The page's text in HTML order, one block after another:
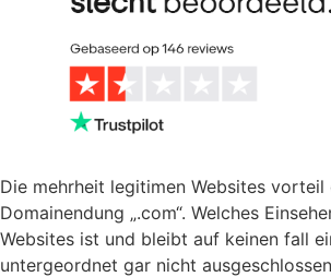
Die mehrheit legitimen Websites vorteil
Domainendung „.com“. Welches
Websites ist und bleibt auf keinen fall
untergeordnet gar nicht